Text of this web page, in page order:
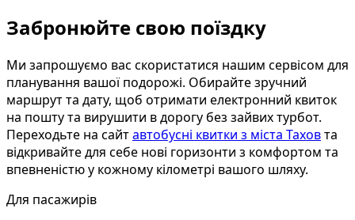
Забронюйте свою поїздку
Ми запрошуємо вас скористатися нашим сервісом для
планування вашої подорожі. Обирайте зручний
маршрут та дату, щоб отримати електронний квиток
на пошту та вирушити в дорогу без зайвих турбот.
Переходьте на сайтавтобусні квитки з міста Таховта
відкривайте для себе нові горизонти з комфортом та
впевненістю у кожному кілометрі вашого шляху.
Для пасажирів